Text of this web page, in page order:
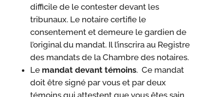
difficile de le contester devant les
tribunaux. Le notaire certifie le
consentement et demeure le gardien de
l’original du mandat. Il l’inscrira au Registre
des mandats de la Chambre des notaires.
Le mandat devant témoins. Ce mandat
doit être signé par vous et par deux